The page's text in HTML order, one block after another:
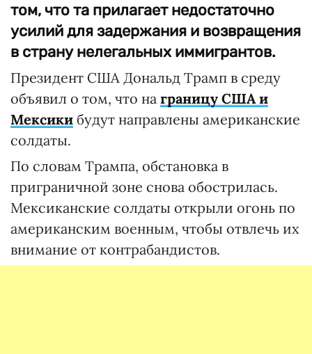
том, что та прилагает недостаточно
усилий для задержания и возвращения
в страну нелегальных иммигрантов.
Президент США Дональд Трамп в среду
объявил о том, что на границу США и
Мексики будут направлены американские
солдаты.
По словам Трампа, обстановка в
приграничной зоне снова обострилась.
Мексиканские солдаты открыли огонь по
американским военным, чтобы отвлечь их
внимание от контрабандистов.